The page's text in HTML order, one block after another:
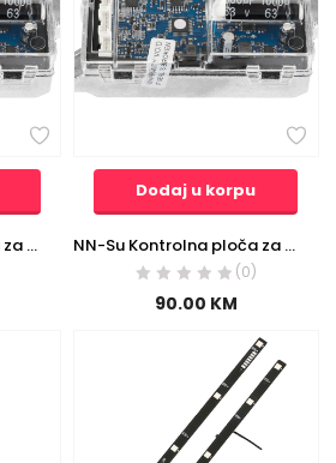
NN-Su Kontrolna ploča za Mi M365 Electric Scooter/Romobil – Controller Main Board
Dodaj u korpu
NN-Su Kontrolna ploča za Mi Pro / Pro 2 Electric Scooter/Romobil – Controller Main Board
(0)
90.00 KM